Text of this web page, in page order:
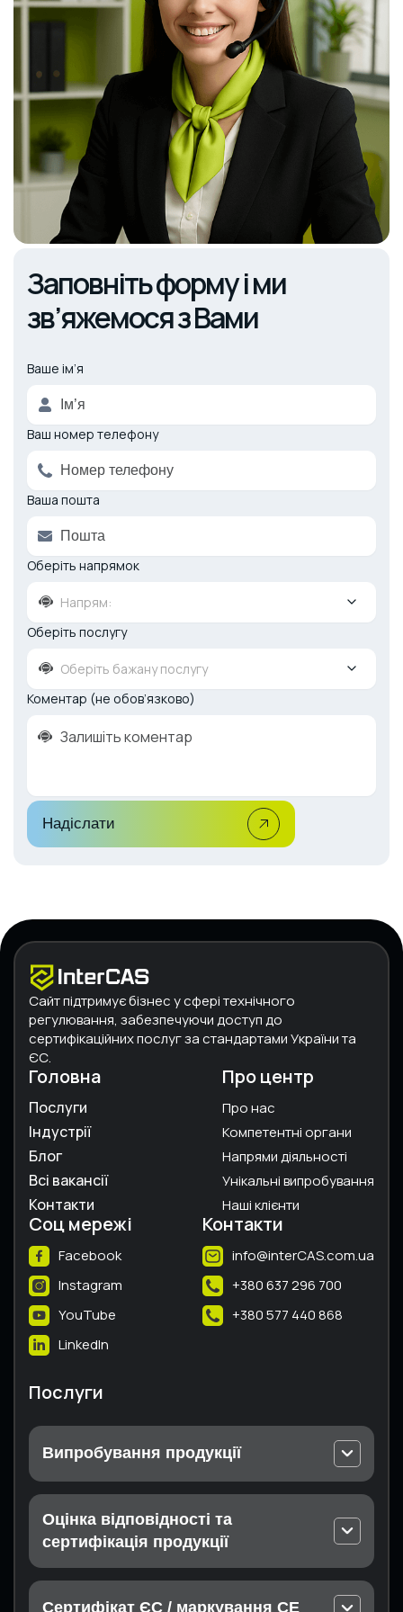
Заповніть форму і ми
зв’яжемося з Вами
Ваше ім’я
Ваш номер телефону
Ваша пошта
Оберіть напрямок
Напрям:
Оберіть послугу
Оберіть бажану послугу
Коментар (не обов’язково)
Надіслати
Alternative:
Сайт підтримує бізнес у сфері технічного
регулювання, забезпечуючи доступ до
сертифікаційних послуг за стандартами України та
ЄС.
Головна
Послуги
Індустрії
Блог
Всі вакансії
Контакти
Про центр
Про нас
Компетентні органи
Напрями діяльності
Унікальні випробування
Наші клієнти
Соц мережі
Facebook
Instagram
YouTube
LinkedIn
Контакти
info@interCAS.com.ua
+380 637 296 700
+380 577 440 868
Послуги
Випробування продукції
устаткування
Випробування безпеки машин та шумового
випромінювання
Випробування теплотехнічного обладнання
Випробування вибухозахищеного обладнання
Оцінка відповідності та
сертифікація продукції
регламентам
Сертифікат ЄС / маркування СЕ